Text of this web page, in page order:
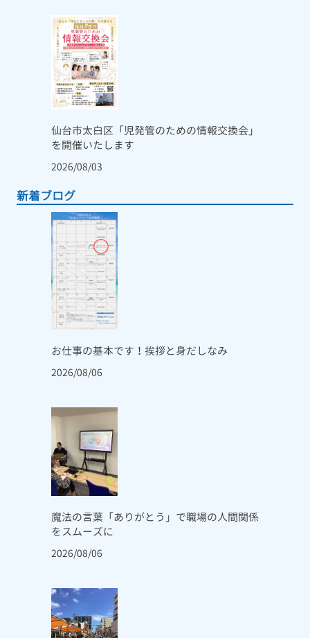
仙台市太白区「児発管のための情報交換会」
を開催いたします
2026/08/03
新着ブログ
お仕事の基本です！挨拶と身だしなみ
2026/08/06
魔法の言葉「ありがとう」で職場の人間関係
をスムーズに
2026/08/06